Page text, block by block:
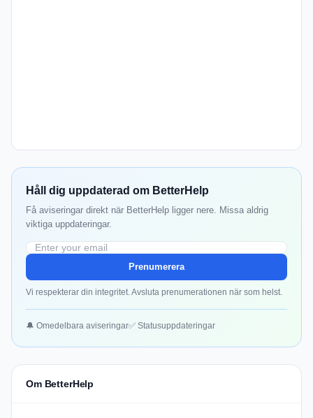
Håll dig uppdaterad om BetterHelp
Få aviseringar direkt när BetterHelp ligger nere. Missa aldrig
viktiga uppdateringar.
Prenumerera
Vi respekterar din integritet. Avsluta prenumerationen när som helst.
🔔 Omedelbara aviseringar✅ Statusuppdateringar
Om BetterHelp